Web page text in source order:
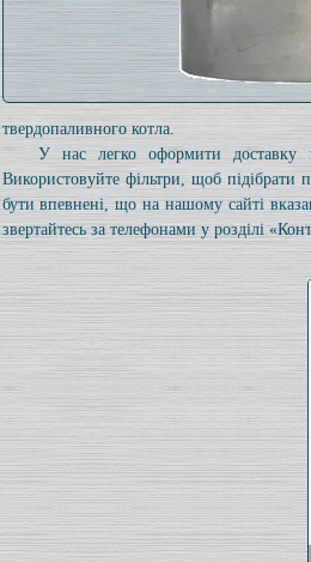
твердопаливного котла.
У нас легко оформити доставку
Використовуйте фільтри, щоб підібрати
бути впевнені, що на нашому сайті
звертайтесь за телефонами у розділі